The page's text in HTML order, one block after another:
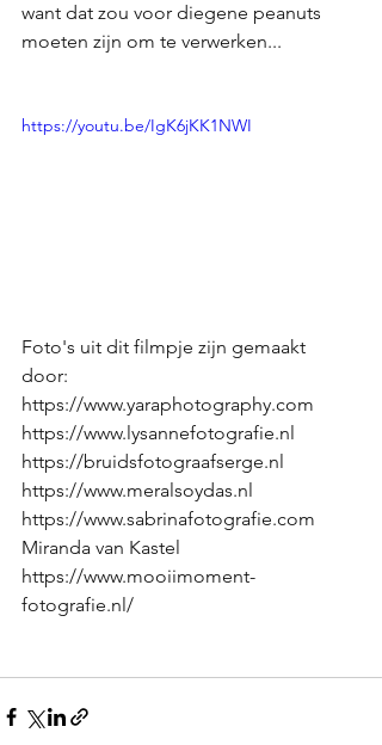
want dat zou voor diegene peanuts
moeten zijn om te verwerken...
https://youtu.be/IgK6jKK1NWI
Foto's uit dit filmpje zijn gemaakt
door:
https://www.yaraphotography.com
https://www.lysannefotografie.nl
https://bruidsfotograafserge.nl
https://www.meralsoydas.nl
https://www.sabrinafotografie.com
Miranda van Kastel
https://www.mooiimoment-
fotografie.nl/